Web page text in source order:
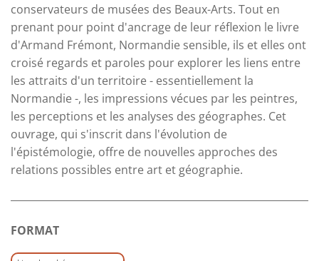
conservateurs de musées des Beaux-Arts. Tout en
prenant pour point d'ancrage de leur réflexion le livre
d'Armand Frémont, Normandie sensible, ils et elles ont
croisé regards et paroles pour explorer les liens entre
les attraits d'un territoire - essentiellement la
Normandie -, les impressions vécues par les peintres,
les perceptions et les analyses des géographes. Cet
ouvrage, qui s'inscrit dans l'évolution de
l'épistémologie, offre de nouvelles approches des
relations possibles entre art et géographie.
FORMAT